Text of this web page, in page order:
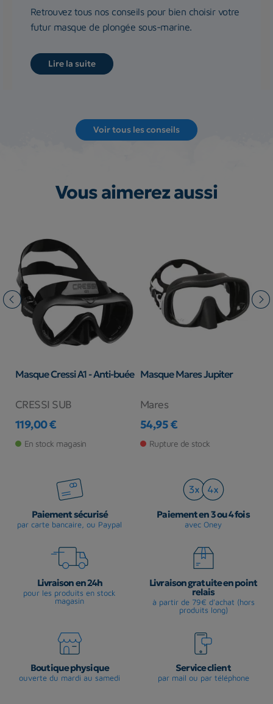
Retrouvez tous nos conseils pour bien choisir votre
futur masque de plongée sous-marine.
Lire la suite
Voir tous les conseils
Vous aimerez aussi
Masque Cressi A1 - Anti-buée
CRESSI SUB
Prix
119,00 €
En stock magasin
Masque Mares Jupiter
Mares
Prix
54,95 €
Rupture de stock
Paiement sécurisé
par carte bancaire, ou Paypal
Paiement en 3 ou 4 fois
avec Oney
Livraison en 24h
pour les produits en stock
magasin
Livraison gratuite en point
relais
à partir de 79€ d'achat (hors
produits long)
Boutique physique
ouverte du mardi au samedi
Service client
par mail ou par téléphone